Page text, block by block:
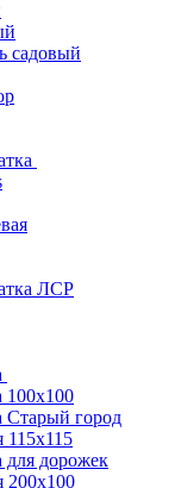
садовый
ЛСР
100x100
Старый город
115x115
для дорожек
200х100